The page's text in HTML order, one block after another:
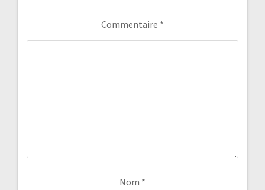
Commentaire *
Nom *